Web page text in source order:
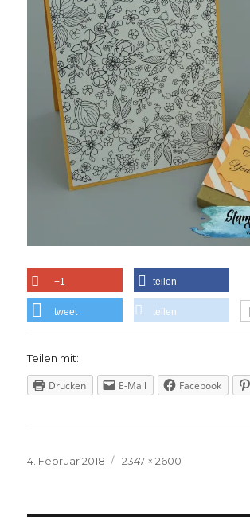
+1 teilen
tweet teilen
Teilen mit:
Drucken E-Mail Facebook
Veröffentlicht
4. Februar 2018
Volle
2347 × 2600